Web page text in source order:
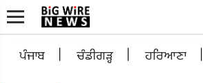
ਪੰਜਾਬ ਚੰਡੀਗੜ੍ਹ ਹਰਿਆਣਾ